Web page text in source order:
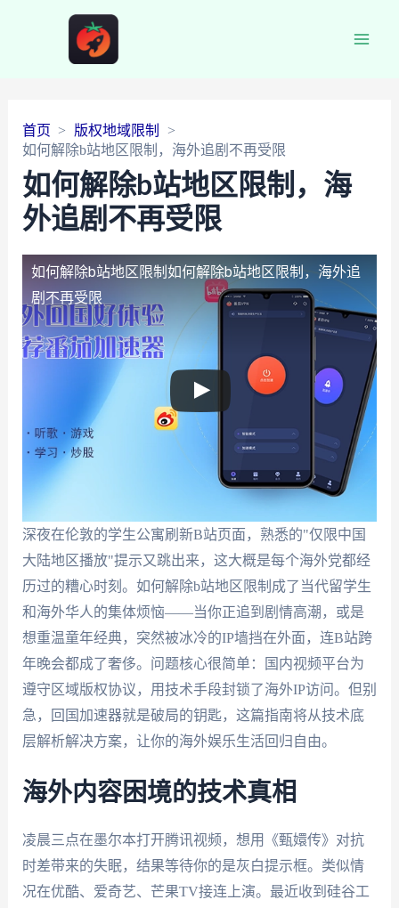
首页
版权地域限制
如何解除b站地区限制，海外追剧不再受限
如何解除b站地区限制，海
外追剧不再受限
如何解除b站地区限制 如何解除b站地区限制，海外追
剧不再受限
深夜在伦敦的学生公寓刷新B站页面，熟悉的"仅限中国
大陆地区播放"提示又跳出来，这大概是每个海外党都经
历过的糟心时刻。如何解除b站地区限制成了当代留学生
和海外华人的集体烦恼——当你正追到剧情高潮，或是
想重温童年经典，突然被冰冷的IP墙挡在外面，连B站跨
年晚会都成了奢侈。问题核心很简单：国内视频平台为
遵守区域版权协议，用技术手段封锁了海外IP访问。但别
急，回国加速器就是破局的钥匙，这篇指南将从技术底
层解析解决方案，让你的海外娱乐生活回归自由。
海外内容困境的技术真相
凌晨三点在墨尔本打开腾讯视频，想用《甄嬛传》对抗
时差带来的失眠，结果等待你的是灰白提示框。类似情
况在优酷、爱奇艺、芒果TV接连上演。最近收到硅谷工